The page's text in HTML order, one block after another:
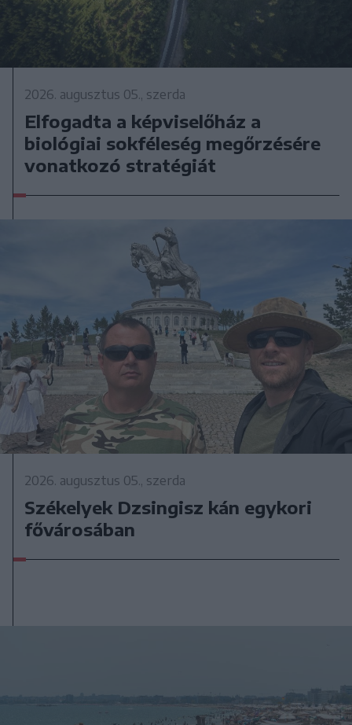
2026. augusztus 05., szerda
Elfogadta a képviselőház a
biológiai sokféleség megőrzésére
vonatkozó stratégiát
2026. augusztus 05., szerda
Székelyek Dzsingisz kán egykori
fővárosában